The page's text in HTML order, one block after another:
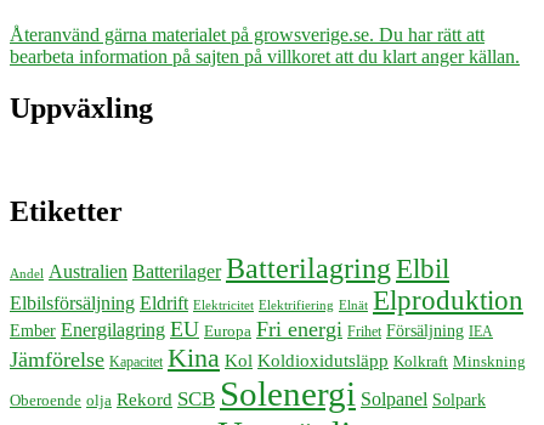
Återanvänd gärna materialet på growsverige.se. Du har rätt att
bearbeta information på sajten på villkoret att du klart anger källan.
Uppväxling
Etiketter
Andel Australien Batterilager Batterilagring Elbil
Elbilsförsäljning Eldrift Elektricitet Elektrifiering Elnät Elproduktion
Ember Energilagring EU Europa Fri energi Frihet Försäljning IEA
Jämförelse Kapacitet Kina Kol Koldioxidutsläpp Kolkraft Minskning
Oberoende olja Rekord SCB Solenergi Solpanel Solpark